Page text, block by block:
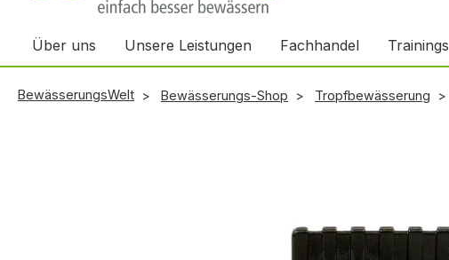
Über uns Unsere Leistungen Fachhandel Trainings
BewässerungsWelt Bewässerungs-Shop Tropfbewässerung